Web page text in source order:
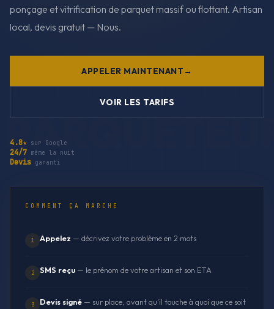
ponçage et vitrification de parquet massif ou flottant. Artisan
local, devis gratuit — Nous.
APPELER MAINTENANT
VOIR LES TARIFS
4.8★ sur Google
24/7 même la nuit
Devis garanti
COMMENT ÇA MARCHE
1 Appelez — décrivez votre problème en 2 mots
2 SMS reçu — le prénom de votre artisan et son ETA
3 Devis signé — sur place, avant qu'il touche à quoi que ce soit